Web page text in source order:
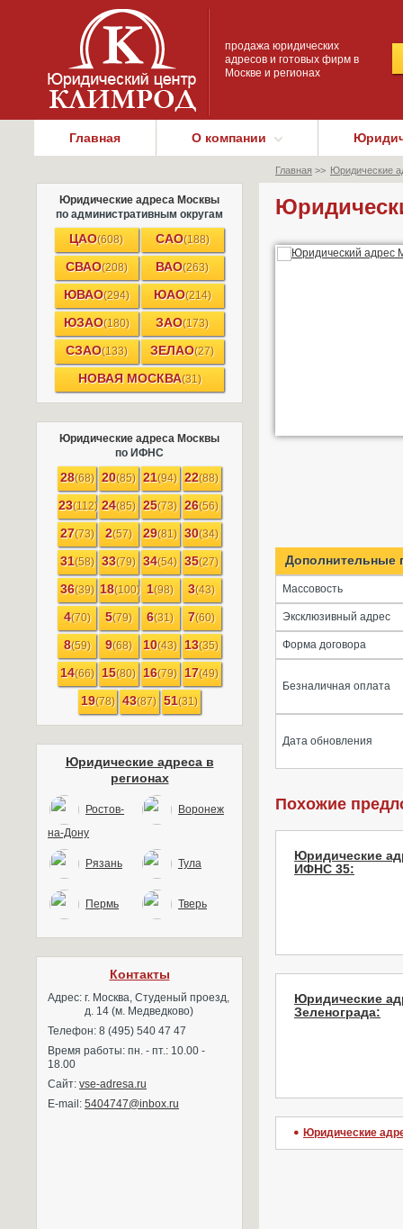
продажа юридических
адресов и готовых фирм в
Москве и регионах
Главная О компании
Юридические адреса Москвы
по административным округам
ЦАО(608) САО(188)
СВАО(208) ВАО(263)
ЮВАО(294) ЮАО(214)
ЮЗАО(180) ЗАО(173)
СЗАО(133) ЗЕЛАО(27)
НОВАЯ МОСКВА(31)
Юридические адреса Москвы
по ИФНС
28(68) 20(85) 21(94) 22(88)
23(112) 24(85) 25(73) 26(56)
27(73) 2(57) 29(81) 30(34)
31(58) 33(79) 34(54) 35(27)
36(39) 18(100) 1(98) 3(43)
4(70) 5(79) 6(31) 7(60)
8(59) 9(68) 10(43) 13(35)
14(66) 15(80) 16(79) 17(49)
19(78) 43(87) 51(31)
Юридические адреса в
регионах
Ростов-
на-Дону
Воронеж
Рязань Тула
Пермь Тверь
Контакты
Адрес: г. Москва, Студеный проезд,
д. 14 (м. Медведково)
Телефон: 8 (495) 540 47 47
Время работы: пн. - пт.: 10.00 -
18.00
Сайт: vse-adresa.ru
E-mail: 5404747@inbox.ru
Главная >> Юридические
Дополнительные
Массовость
Эксклюзивный адрес
Форма договора
Безналичная оплата
Дата обновления
Похожие
Юридические
ИФНС 35:
Юридические
Зеленограда:
Юридические